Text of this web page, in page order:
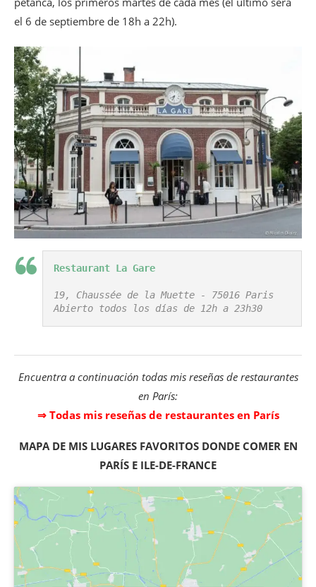
el 6 de septiembre de 18h a 22h).
Restaurant La Gare
19, Chaussée de la Muette - 75016 Paris
Abierto todos los días de 12h a 23h30
Encuentra a continuación todas mis reseñas de restaurantes
en París:
⇒ Todas mis reseñas de restaurantes en París
MAPA DE MIS LUGARES FAVORITOS DONDE COMER EN
PARÍS E ILE-DE-FRANCE